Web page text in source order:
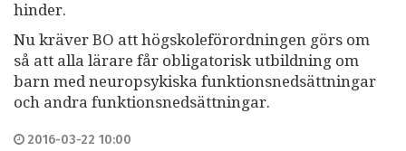
hinder.
Nu kräver BO att högskoleförordningen görs om
så att alla lärare får obligatorisk utbildning om
barn med neuropsykiska funktionsnedsättningar
och andra funktionsnedsättningar.
2016-03-22 10:00